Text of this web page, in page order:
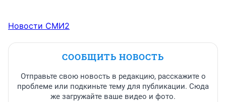
Новости СМИ2
СООБЩИТЬ НОВОСТЬ
Отправьте свою новость в редакцию, расскажите о
проблеме или подкиньте тему для публикации. Сюда
же загружайте ваше видео и фото.